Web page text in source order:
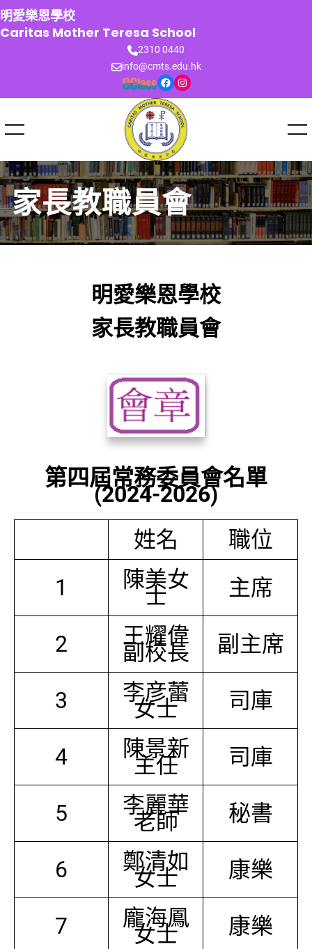
跳
至
主
明愛樂恩學校
Caritas Mother Teresa School
2310 0440
info@cmts.edu.hk
Facebook Instagram
家長教職員會
明愛樂恩學校
家長教職員會
第四屆常務委員會名單
(2024-2026)
姓名
職位
1
陳美女
士 主席
2 王耀偉
副校長 副主席
3 李彦蕾
女士 司庫
4 陳景新
主任 司庫
5 李麗華
老師 秘書
6 鄭清如
女士 康樂
7 龐海鳳
女士 康樂